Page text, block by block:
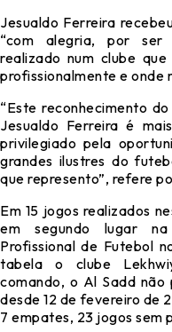
Jesualdo Ferreira
“com alegria, por ser
realizado num clube
profissionalmente e onde
“Este reconhecimento
Jesualdo Ferreira é
privilegiado pela
grandes ilustres do
que represento”, refere
Em 15 jogos realizados
em segundo lugar
Profissional de Futebol
tabela o clube
comando, o Al Sadd
desde 12 de fevereiro de
7 empates, 23 jogos sem